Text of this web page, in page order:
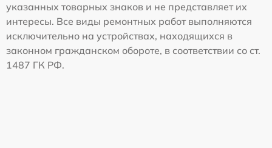
указанных товарных знаков и не представляет их
интересы. Все виды ремонтных работ выполняются
исключительно на устройствах, находящихся в
законном гражданском обороте, в соответствии со ст.
1487 ГК РФ.